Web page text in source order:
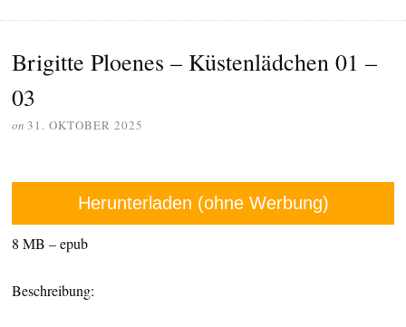
Brigitte Ploenes – Küstenlädchen 01 –
03
on 31. OKTOBER 2025
Herunterladen (ohne Werbung)
8 MB – epub
Beschreibung: